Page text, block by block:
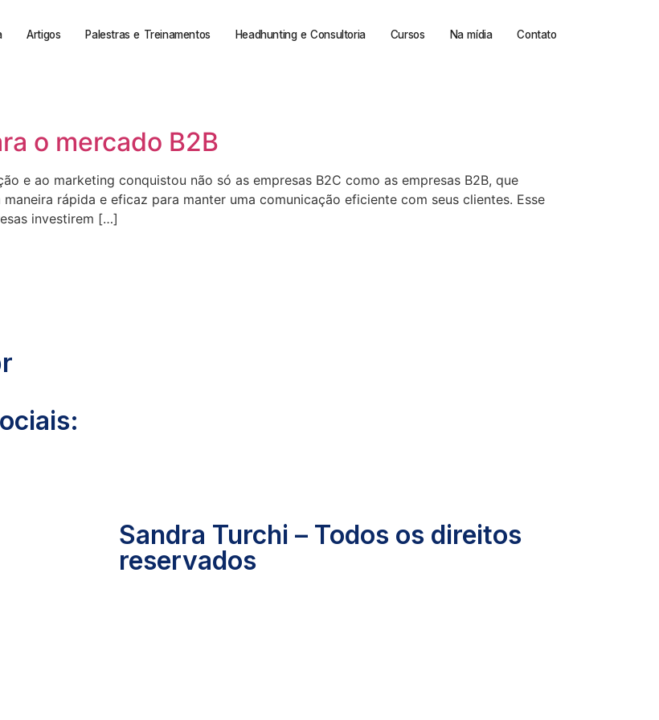
Artigos Palestras e Treinamentos Headhunting e Consultoria Cursos Na mídia Contato
o mercado B2B
e ao marketing conquistou não só as empresas B2C como as empresas B2B, que
rápida e eficaz para manter uma comunicação eficiente com seus clientes. Esse
investirem […]
Sandra Turchi – Todos os direitos
reservados